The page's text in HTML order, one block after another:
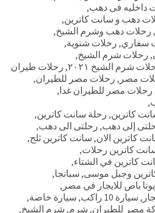
داخليه فى دهب,
دهب و سانت كاترين,
, رحلات دهب وشرم الشيخ,
سفاري, رحلات شتوية,
, رحلات شرم الشيخ,
شرم الشيخ ٢٠٢١ , رحلات طيران
مصر , رحلات مصر للطيران,
رحلات مصر للطيران غدا,
,
كاترين, رحلة سانت كاترين,
إلى دهب, رحلتى الى دهب,
كاترين الان, سانت كاترين ثلج,
كاترين رحلات,
كاترين في الشتاء,
وجبل موسى, سبانجا,
باص للايجار في مصر ,
, سيارة 10 راكب , سيارة خاصة,
مصر للطيران, شرم, شرم الشيخ,